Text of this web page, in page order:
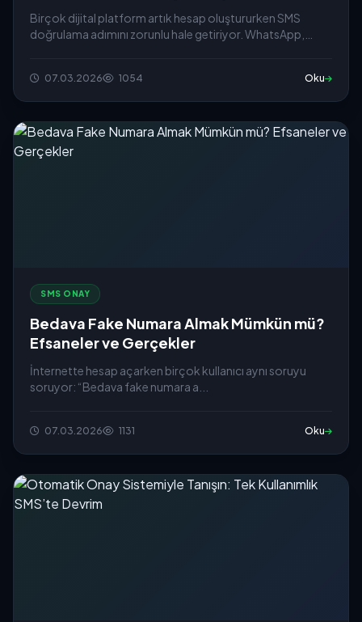
Birçok dijital platform artık hesap oluştururken SMS
doğrulama adımını zorunlu hale getiriyor. WhatsApp,
07.03.2026 1054 Oku
SMS ONAY
Bedava Fake Numara Almak Mümkün mü?
Efsaneler ve Gerçekler
İnternette hesap açarken birçok kullanıcı aynı soruyu
soruyor: “Bedava fake numara a...
07.03.2026 1131 Oku